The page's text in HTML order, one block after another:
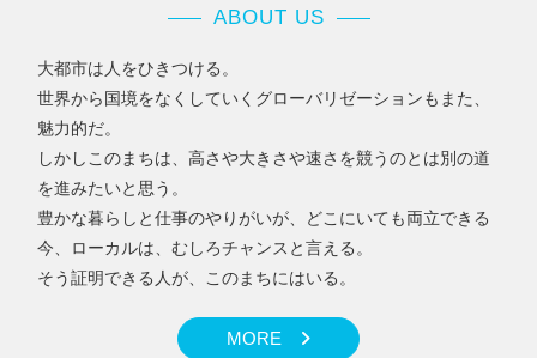
ABOUT US
大都市は人をひきつける。
世界から国境をなくしていくグローバリゼーションもまた、
魅力的だ。
しかしこのまちは、高さや大きさや速さを競うのとは別の道
を進みたいと思う。
豊かな暮らしと仕事のやりがいが、どこにいても両立できる
今、ローカルは、むしろチャンスと言える。
そう証明できる人が、このまちにはいる。
MORE